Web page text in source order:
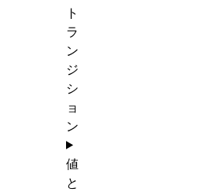
ト
ラ
ン
ジ
シ
ョ
ン
値
と